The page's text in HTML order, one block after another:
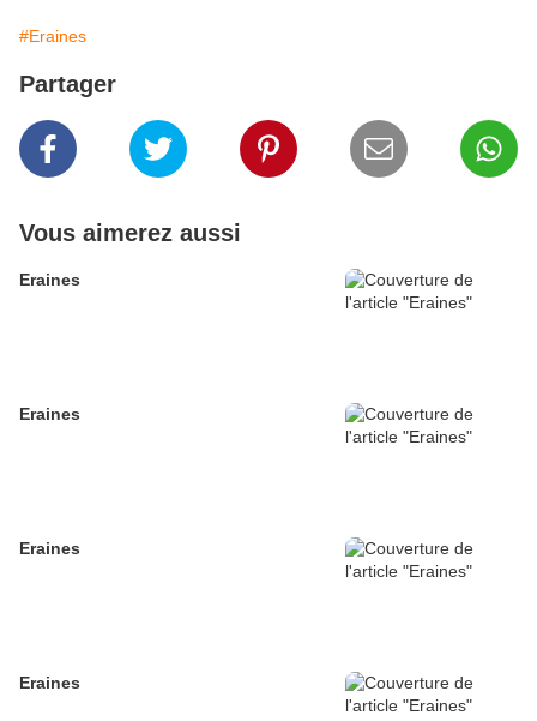
#Eraines
Partager
Vous aimerez aussi
Eraines
Eraines
Eraines
Eraines